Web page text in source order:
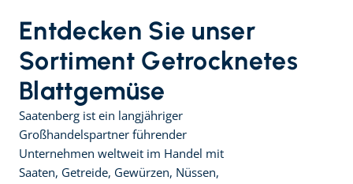
Entdecken Sie unser
Sortiment Getrocknetes
Blattgemüse
Saatenberg ist ein langjähriger
Großhandelspartner führender
Unternehmen weltweit im Handel mit
Saaten, Getreide, Gewürzen, Nüssen,